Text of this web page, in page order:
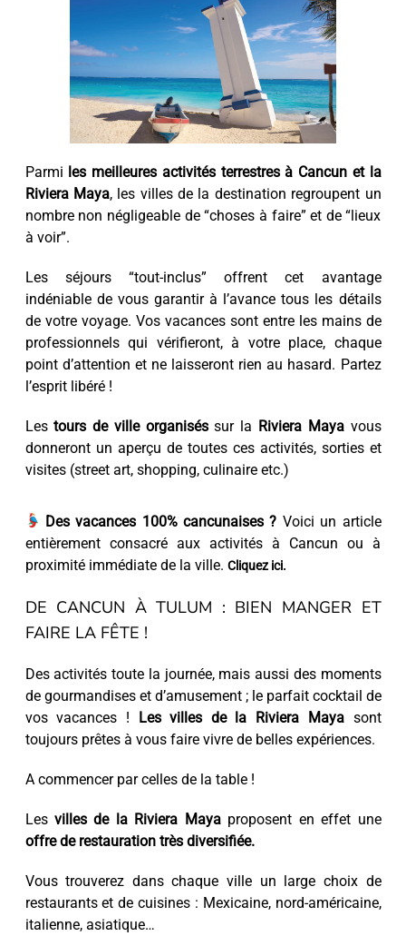
Parmi les meilleures activités terrestres à Cancun et la
Riviera Maya, les villes de la destination regroupent un
nombre non négligeable de “choses à faire” et de “lieux
à voir”.
Les séjours “tout-inclus” offrent cet avantage
indéniable de vous garantir à l’avance tous les détails
de votre voyage. Vos vacances sont entre les mains de
professionnels qui vérifieront, à votre place, chaque
point d’attention et ne laisseront rien au hasard. Partez
l’esprit libéré !
Lestours de ville organiséssur la Riviera Mayavous
donneront un aperçu de toutes ces activités, sorties et
visites (street art, shopping, culinaire etc.)
Des vacances 100% cancunaises ? Voici un article
entièrement consacré aux activités à Cancun ou à
proximité immédiate de la ville. Cliquez ici.
DE CANCUN À TULUM : BIEN MANGER ET
FAIRE LA FÊTE !
Des activités toute la journée, mais aussi des moments
de gourmandises et d’amusement ; le parfait cocktail de
vos vacances ! Les villes de la Riviera Mayasont
toujours prêtes à vous faire vivre de belles expériences.
A commencer par celles de la table !
Les villes de la Riviera Mayaproposent en effet une
offre de restauration très diversifiée.
Vous trouverez dans chaque ville un large choix de
restaurants et de cuisines : Mexicaine, nord-américaine,
italienne, asiatique…